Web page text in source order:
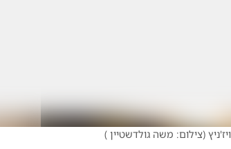
(צילום: משה גולדשטיין )